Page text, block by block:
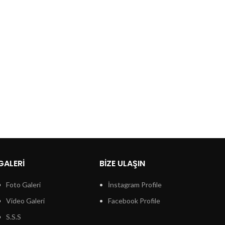
Foto Galeri
Video Galeri
S.S.S
BIZE ULAŞIN
İnstagram Profile
Facebook Profile